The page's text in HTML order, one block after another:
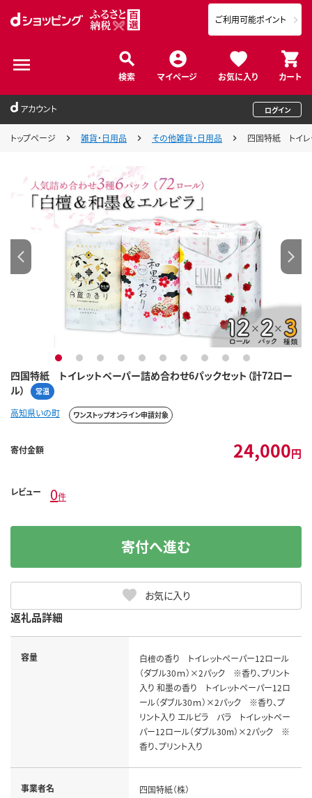
検索 マイページ お気に入り カート
ご利用可能ポイント
アカウント ログイン
トップページ 雑貨・日用品 その他雑貨・日用品 四国特紙 トイレ
四国特紙 トイレットペーパー詰め合わせ6パックセット（計72ロー
ル）
常温
1 2 3 4 5 6 7 8 9 10
高知県いの町 ワンストップオンライン申請対象
寄付金額 24,000円
レビュー 0件
お気に入り
寄付へ進む
返礼品詳細
容量
白檀の香り トイレットペーパー12ロール
（ダブル30ｍ）×2パック ※香り、プリント
入り 和墨の香り トイレットペーパー12ロ
ール（ダブル30ｍ）×2パック ※香り、プ
リント入り エルビラ バラ トイレットペー
パー12ロール（ダブル30m）×2パック ※
香り、プリント入り
事業者名 四国特紙（株）